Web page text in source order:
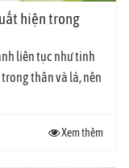
hiện trong
liên tục như tinh
thân và lá, nên
Xem thêm